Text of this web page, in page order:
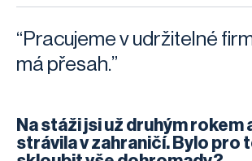
“Pracujeme v udržitelné
má přesah.”
Na stáži jsi už druhým rokem
strávila v zahraničí. Bylo pro